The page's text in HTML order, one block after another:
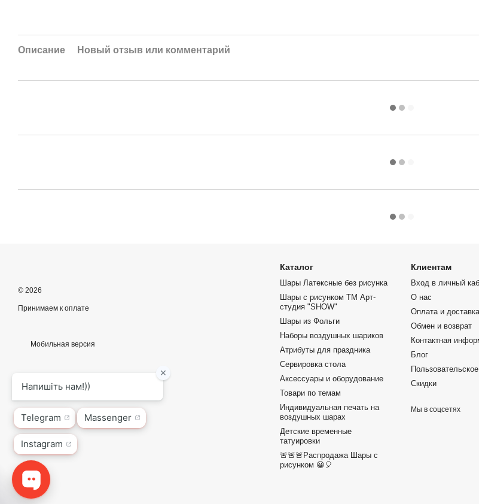
Описание Новый отзыв или комментарий
© 2026
Принимаем к оплате
Мобильная версия
Каталог
Шары Латексные без рисунка
Шары с рисунком ТМ Арт-
студия "SHOW"
Шары из Фольги
Наборы воздушных шариков
Атрибуты для праздника
Сервировка стола
Аксессуары и оборудование
Товари по темам
Индивидуальная печать на
воздушных шарах
Детские временные
татуировки
🚨🚨🚨Распродажа Шары с
рисунком 😀🎈
Клиентам
Вход в личный
О нас
Оплата и доставка
Обмен и возврат
Контактная
Блог
Скидки
Мы в соцсетях